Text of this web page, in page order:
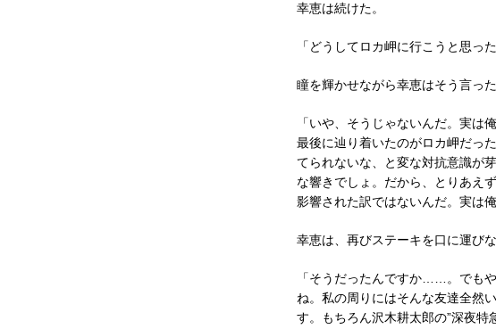
幸恵は続けた。
「どうしてロカ岬に行こうと思っ
瞳を輝かせながら幸恵はそう言った
「いや、そうじゃないんだ。実は
最後に辿り着いたのがロカ岬だっ
てられないな、と変な対抗意識が
な響きでしょ。だから、とりあえ
影響された訳ではないんだ。実は
幸恵は、再びステーキを口に運び
「そうだったんですか……。でも
ね。私の周りにはそんな友達全然
す。もちろん沢木耕太郎の”深夜特